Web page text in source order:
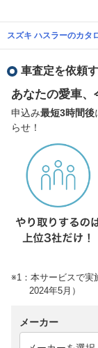
スズキ ハスラーのカタ
車査定を依頼
あなたの愛車、
申込み最短3時間後
らせ！
※1：本サービスで実
2024年5月）
メーカー